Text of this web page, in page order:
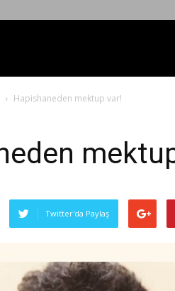
Hapishaneden mektup var!
Twitter'da Paylaş